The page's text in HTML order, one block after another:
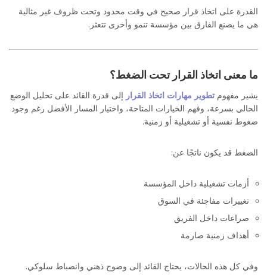
فن اتخاذ القرار تحت الضغط
القدرة على اتخاذ قرار صحيح في وقت محدود وتحت ظروف غير مثالية
هي ما يصنع الفارق بين مؤسسة تنمو وأخرى تتعثر.
ما معنى اتخاذ القرار تحت الضغط؟
يشير مفهوم تطوير مهارات اتخاذ القرار إلى قدرة القائد على تحليل الوضع
الحالي بسرعة، وفهم الخيارات المتاحة، واختيار المسار الأفضل رغم وجود
ضغوط نفسية أو تشغيلية أو زمنية.
الضغط قد يكون ناتجًا عن:
أزمات تشغيلية داخل المؤسسة
تغييرات مفاجئة في السوق
صراعات داخل الفريق
أهداف زمنية صارمة
وفي كل هذه الحالات، يحتاج القائد إلى وضوح ذهني وانضباط سلوكي.